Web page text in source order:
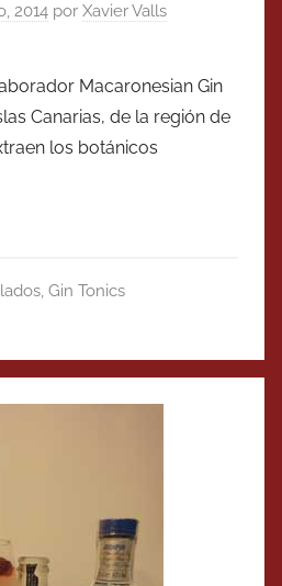
2014 por Xavier Valls
Macaronesian Gin
Canarias, de la región de
los botánicos
, Gin Tonics